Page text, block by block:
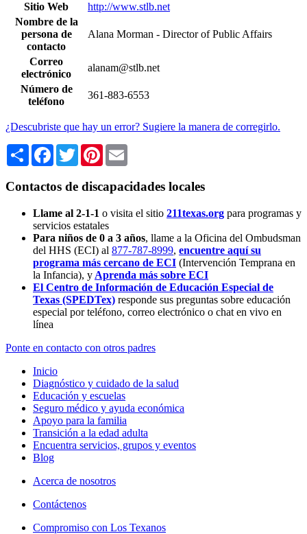
Sitio Web
http://www.stlb.net
Nombre de la
persona de
contacto
Alana Morman - Director of Public Affairs
Correo
electrónico
alanam@stlb.net
Número de
teléfono
361-883-6553
¿Descubriste que hay un error? Sugiere la manera de corregirlo.
Share Facebook
TwitterPinterest
Contactos de discapacidades locales
Llame al 2-1-1 o visita el sitio 211texas.org para programas y
servicios estatales
Para niños de 0 a 3 años, llame a la Oficina del Ombudsman
del HHS (ECI) al 877-787-8999, encuentre aquí su
programa más cercano de ECI (Intervención Temprana en
la Infancia), y Aprenda más sobre ECI
El Centro de Información de Educación Especial de
Texas (SPEDTex) responde sus preguntas sobre educación
especial por teléfono, correo electrónico o chat en vivo en
línea
Ponte en contacto con otros padres
Inicio
Diagnóstico y cuidado de la salud
Educación y escuelas
Seguro médico y ayuda económica
Apoyo para la familia
Transición a la edad adulta
Encuentra servicios, grupos y eventos
Blog
Acerca de nosotros
Contáctenos
Compromiso con Los Texanos